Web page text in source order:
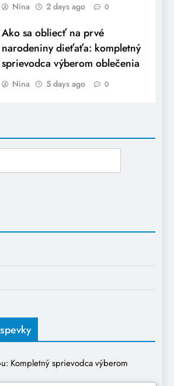
Nina 2 days ago 0
Ako sa obliecť na prvé
narodeniny dieťaťa: kompletný
sprievodca výberom oblečenia
Nina 5 days ago 0
Kompletný sprievodca výberom